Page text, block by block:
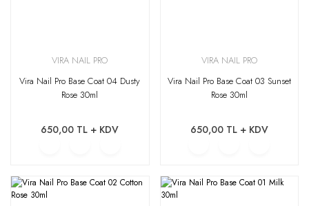
VIRA NAIL PRO
Vira Nail Pro Base Coat 04 Dusty
Rose 30ml
650,00 TL + KDV
VIRA NAIL PRO
Vira Nail Pro Base Coat 03 Sunset
Rose 30ml
650,00 TL + KDV